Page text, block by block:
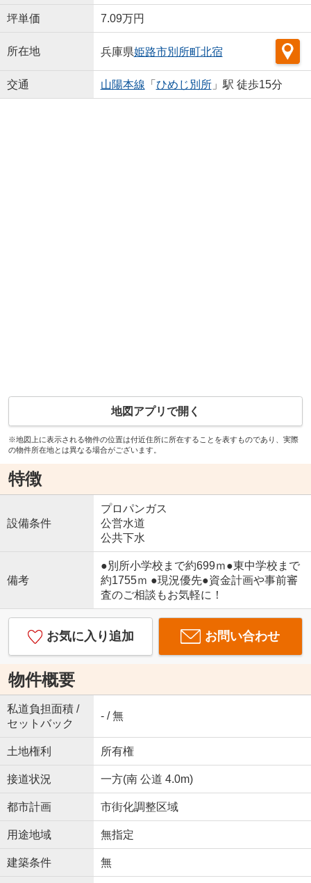
坪単価 7.09万円
所在地 兵庫県姫路市別所町北宿
交通 山陽本線 「 ひめじ別所」駅 徒歩15分
地図アプリで開く
※地図上に表示される物件の位置は付近住所に所在することを表すものであり、実際
の物件所在地とは異なる場合がございます。
特徴
設備条件
プロパンガス
公営水道
公共下水
備考
●別所小学校まで約699ｍ●東中学校まで
約1755ｍ ●現況優先●資金計画や事前審
査のご相談もお気軽に！
お気に入り追加 お問い合わせ
物件概要
私道負担面積 /
セットバック
- / 無
土地権利 所有権
接道状況 一方(南 公道 4.0m)
都市計画 市街化調整区域
用途地域 無指定
建築条件 無